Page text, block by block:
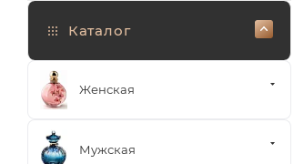
Каталог
Женская
Мужская